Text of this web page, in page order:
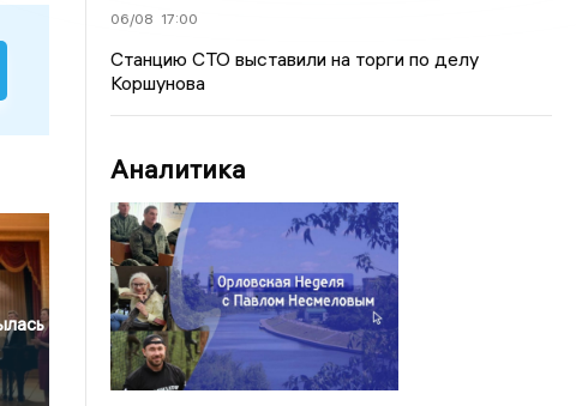
06/08 17:00
Станцию СТО выставили на торги по делу
Коршунова
Аналитика